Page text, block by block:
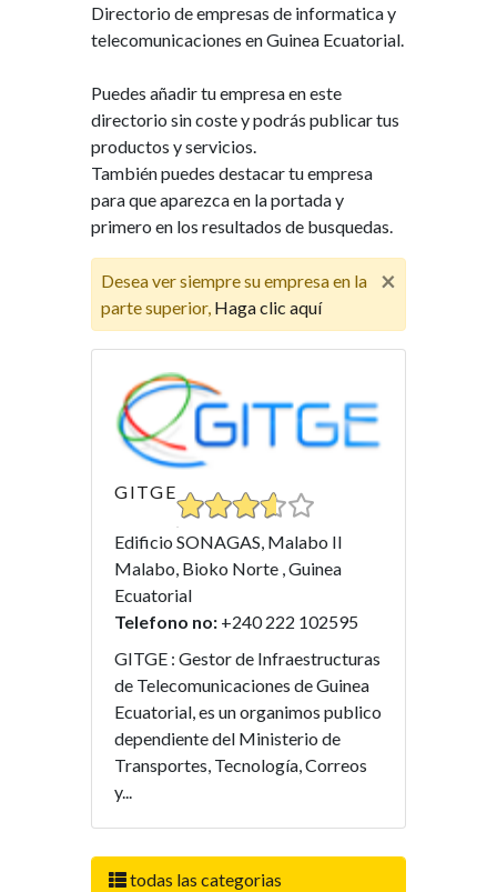
todas las categorias
Directorio de empresas de informatica y
telecomunicaciones en Guinea Ecuatorial.
Puedes añadir tu empresa en este
directorio sin coste y podrás publicar tus
productos y servicios.
También puedes destacar tu empresa
para que aparezca en la portada y
primero en los resultados de busquedas.
×
Desea ver siempre su empresa en la
parte superior, Haga clic aquí
GITGE
Edificio SONAGAS, Malabo II
Malabo, Bioko Norte , Guinea
Ecuatorial
Telefono no: +240 222 102595
GITGE : Gestor de Infraestructuras
de Telecomunicaciones de Guinea
Ecuatorial, es un organimos publico
dependiente del Ministerio de
Transportes, Tecnología, Correos
y...